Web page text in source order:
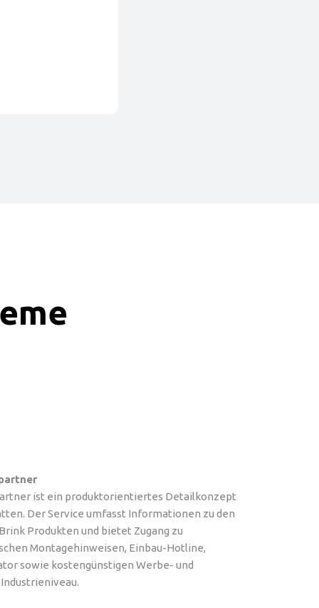
ist ein produktorientiertes Detailkonzept
Der Service umfasst Informationen zu den
Produkten und bietet Zugang zu
Montagehinweisen, Einbau-Hotline,
sowie kostengünstigen Werbe- und